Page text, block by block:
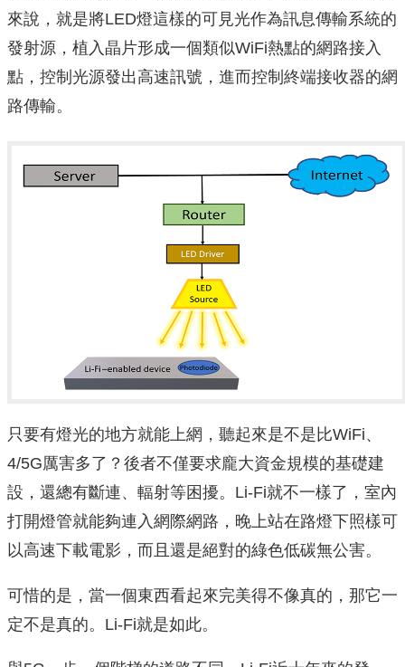
來說，就是將LED燈這樣的可見光作為訊息傳輸系統的
發射源，植入晶片形成一個類似WiFi熱點的網路接入
點，控制光源發出高速訊號，進而控制終端接收器的網
路傳輸。
只要有燈光的地方就能上網，聽起來是不是比WiFi、
4/5G厲害多了？後者不僅要求龐大資金規模的基礎建
設，還總有斷連、輻射等困擾。Li-Fi就不一樣了，室內
打開燈管就能夠連入網際網路，晚上站在路燈下照樣可
以高速下載電影，而且還是絕對的綠色低碳無公害。
可惜的是，當一個東西看起來完美得不像真的，那它一
定不是真的。Li-Fi就是如此。